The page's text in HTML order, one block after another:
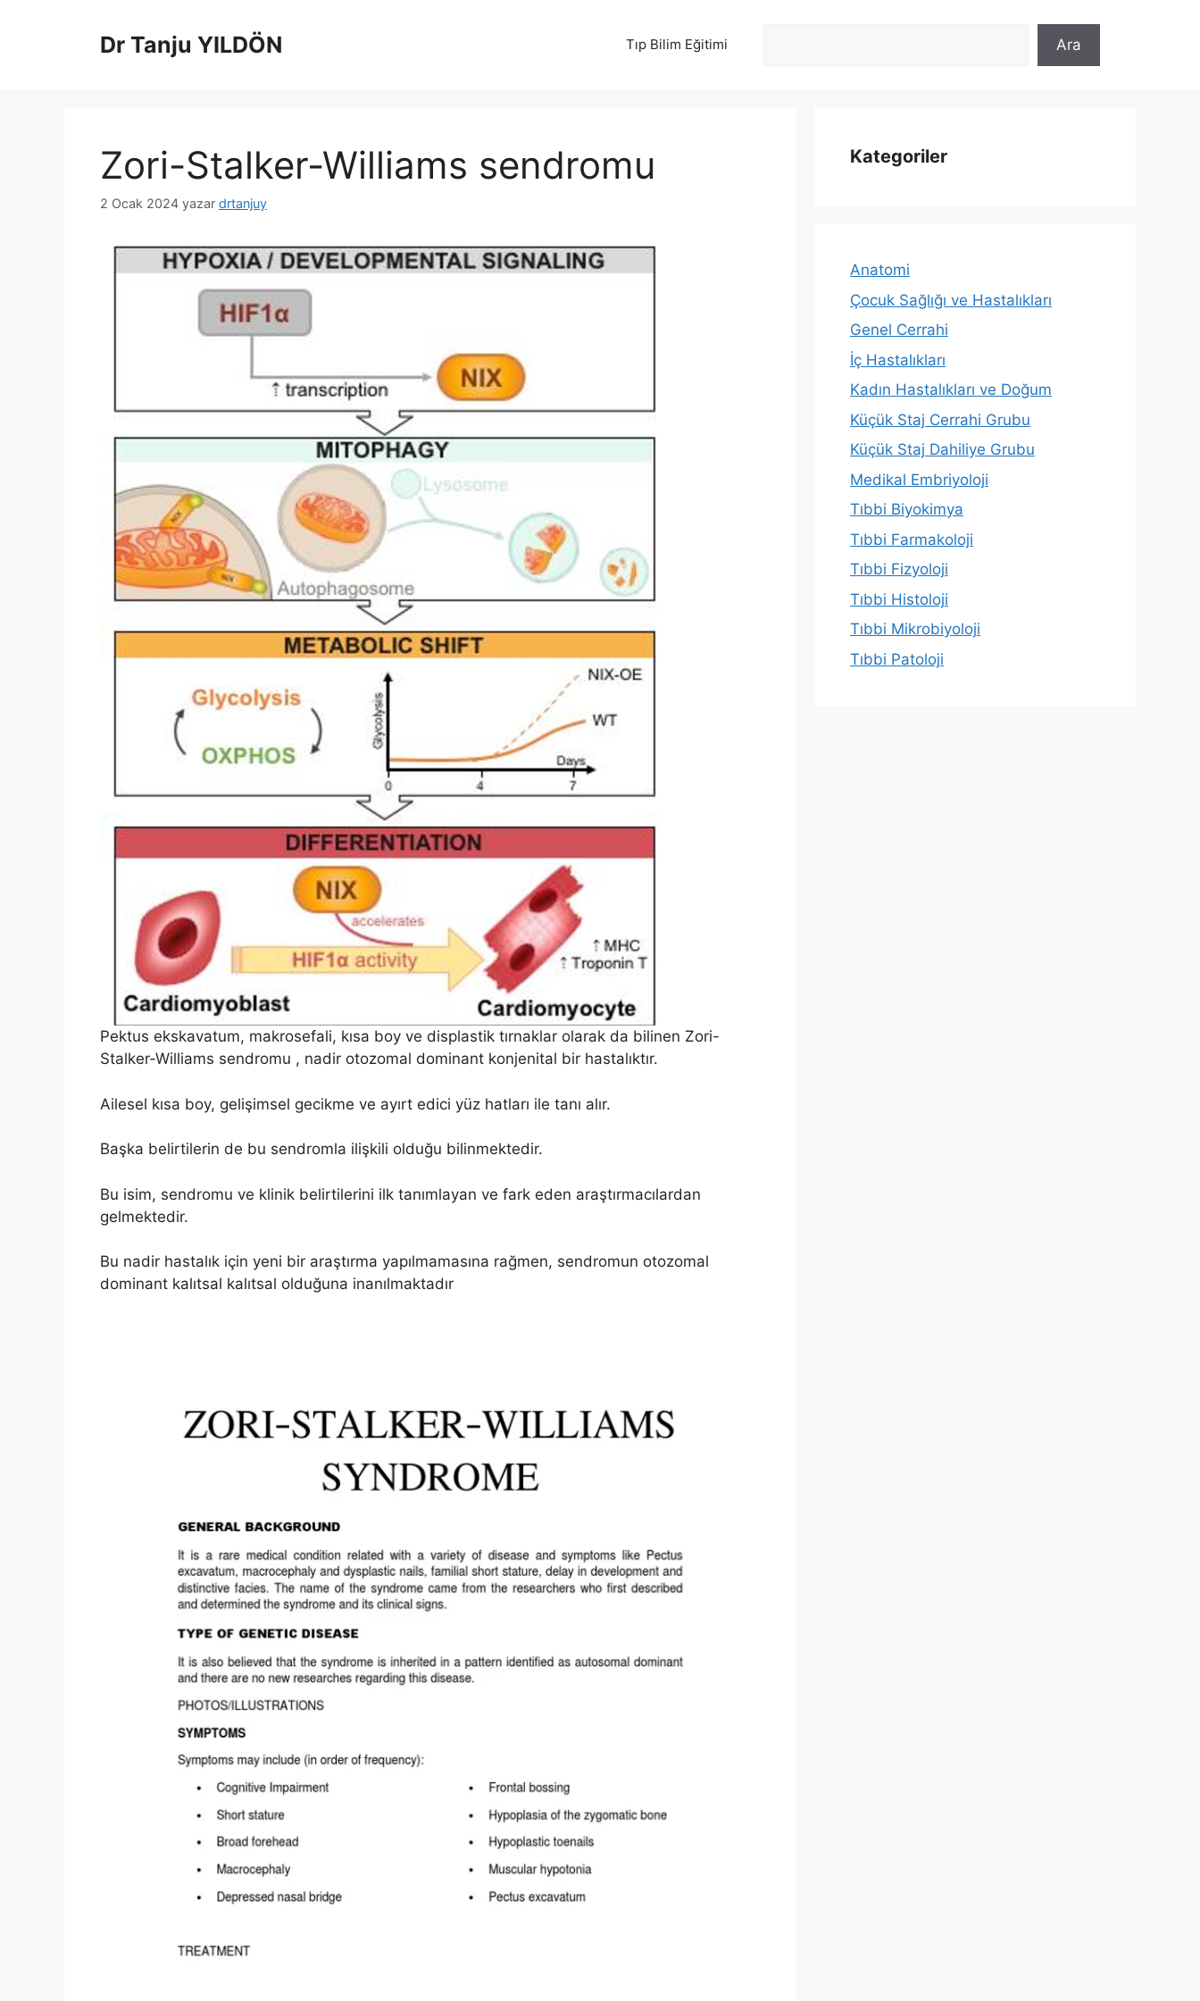
Dr Tanju YILDÖN Tıp Bilim Eğitimi Ara
Zori-Stalker-Williams sendromu
2 Ocak 2024 yazar drtanjuy
Pektus ekskavatum, makrosefali, kısa boy ve displastik tırnaklar olarak da bilinen Zori-
Stalker-Williams sendromu , nadir otozomal dominant konjenital bir hastalıktır.
Ailesel kısa boy, gelişimsel gecikme ve ayırt edici yüz hatları ile tanı alır.
Başka belirtilerin de bu sendromla ilişkili olduğu bilinmektedir.
Bu isim, sendromu ve klinik belirtilerini ilk tanımlayan ve fark eden araştırmacılardan
gelmektedir.
Bu nadir hastalık için yeni bir araştırma yapılmamasına rağmen, sendromun otozomal
dominant kalıtsal kalıtsal olduğuna inanılmaktadır
Kategoriler
Anatomi
Çocuk Sağlığı ve Hastalıkları
Genel Cerrahi
İç Hastalıkları
Kadın Hastalıkları ve Doğum
Küçük Staj Cerrahi Grubu
Küçük Staj Dahiliye Grubu
Medikal Embriyoloji
Tıbbi Biyokimya
Tıbbi Farmakoloji
Tıbbi Fizyoloji
Tıbbi Histoloji
Tıbbi Mikrobiyoloji
Tıbbi Patoloji